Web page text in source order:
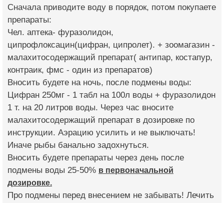
Сначала приводите воду в порядок, потом покупаете
препараты:
Чел. аптека- фуразолидон,
ципрофлоксацин(цифран, ципролет). + зоомагазин -
малахитосодержащий препарат( антипар, костапур,
контраик, фмс - один из препаратов)
Вносить будете на ночь, после подмены воды:
Цифран 250мг - 1 табл на 100л воды + фуразолидон
1 т. на 20 литров воды. Через час вносите
малахитосодержащий препарат в дозировке по
инструкции. Аэрацию усилить и не выключать!
Иначе рыбы банально задохнуться.
Вносить будете препараты через день после
подмены воды 25-50% в первоначальной
дозировке.
Про подмены перед внесением не забывать! Лечить